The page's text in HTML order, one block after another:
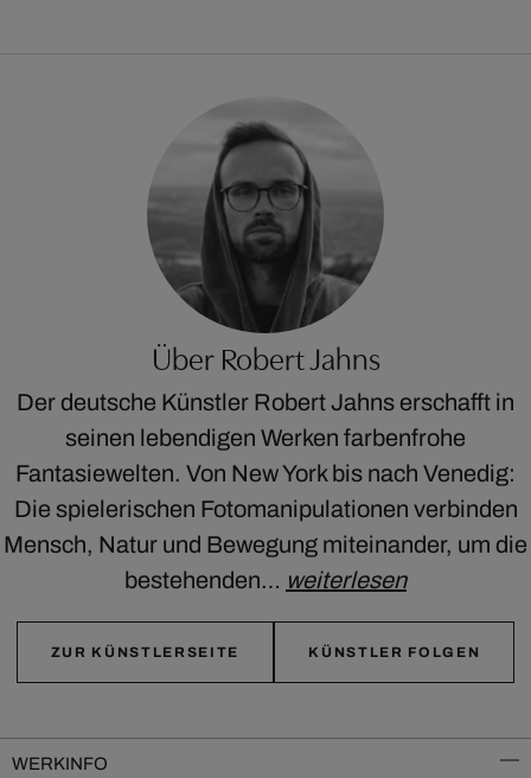
Über Robert Jahns
Der deutsche Künstler Robert Jahns erschafft in
seinen lebendigen Werken farbenfrohe
Fantasiewelten. Von New York bis nach Venedig:
Die spielerischen Fotomanipulationen verbinden
Mensch, Natur und Bewegung miteinander, um die
bestehenden… weiterlesen
ZUR KÜNSTLERSEITE KÜNSTLER FOLGEN
WERKINFO